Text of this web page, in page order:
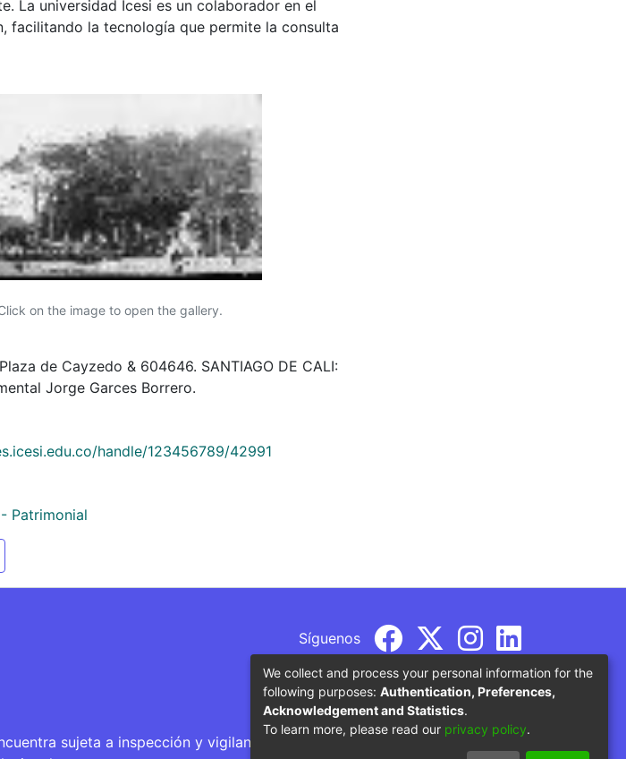
La universidad Icesi es un colaborador en el
facilitando la tecnología que permite la consulta
on the image to open the gallery.
de Cayzedo & 604646. SANTIAGO DE CALI:
Jorge Garces Borrero.
handle/123456789/42991
Patrimonial
Síguenos
sujeta a inspección y vigilancia por parte del Ministerio de Educación
We collect and process your personal information for the
following purposes: Authentication, Preferences,
Acknowledgement and Statistics.
To learn more, please read our privacy policy.